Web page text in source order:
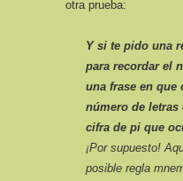
otra prueba:
Y si te pido una
para recordar el
una frase en que
número de letras
cifra de pi que
¡Por supuesto!
posible regla